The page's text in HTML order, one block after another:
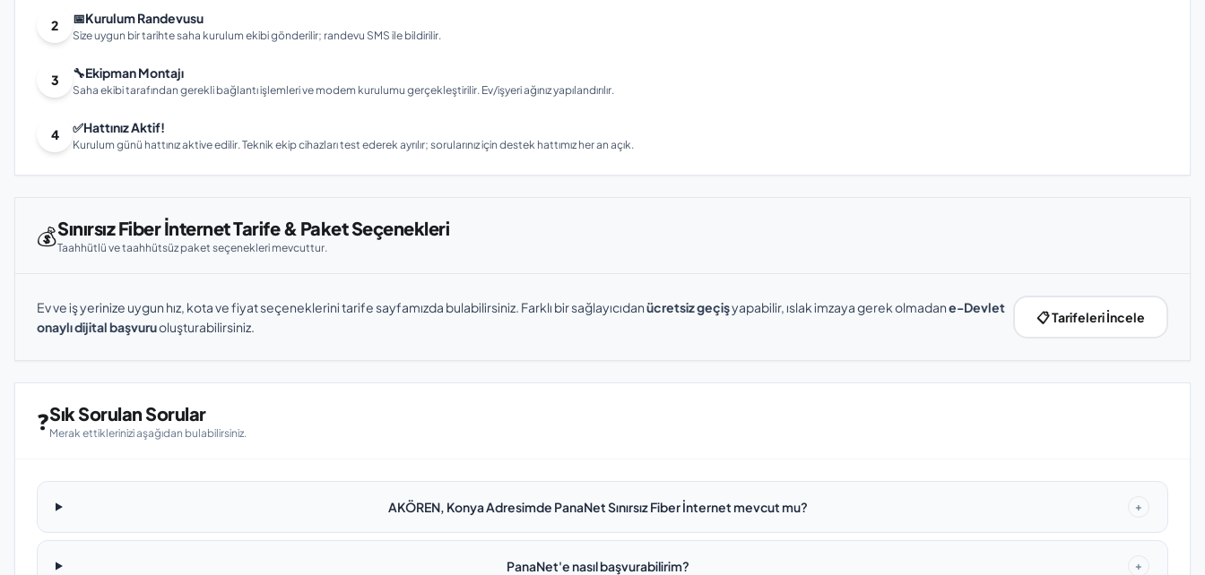
2 📅Kurulum Randevusu
Size uygun bir tarihte saha kurulum ekibi gönderilir; randevu SMS ile bildirilir.
3 🔧Ekipman Montajı
Saha ekibi tarafından gerekli bağlantı işlemleri ve modem kurulumu gerçekleştirilir. Ev/işyeri ağınız yapılandırılır.
4 ✅Hattınız Aktif!
Kurulum günü hattınız aktive edilir. Teknik ekip cihazları test ederek ayrılır; sorularınız için destek hattımız her an açık.
💰Sınırsız Fiber İnternet Tarife & Paket Seçenekleri
Taahhütlü ve taahhütsüz paket seçenekleri mevcuttur.
Ev ve iş yerinize uygun hız, kota ve fiyat seçeneklerini tarife sayfamızda bulabilirsiniz. Farklı bir sağlayıcıdanücretsiz geçişyapabilir, ıslak imzaya gerek olmadane-Devlet
onaylı dijital başvuruoluşturabilirsiniz.
📋 Tarifeleri İncele
❓Sık Sorulan Sorular
Merak ettiklerinizi aşağıdan bulabilirsiniz.
AKÖREN, Konya Adresimde PanaNet Sınırsız Fiber İnternet mevcut mu? +
PanaNet'e nasıl başvurabilirim? +